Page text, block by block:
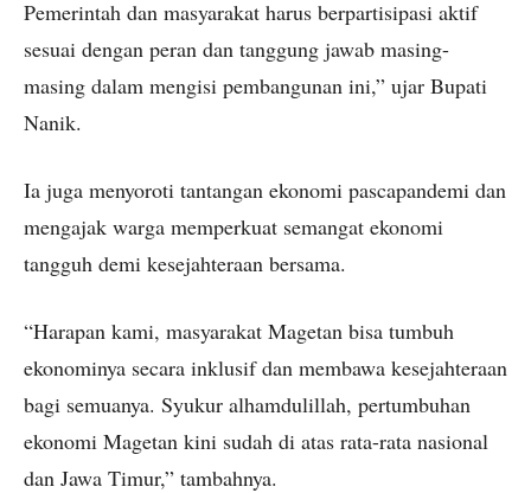
Pemerintah dan masyarakat harus berpartisipasi aktif
sesuai dengan peran dan tanggung jawab masing-
masing dalam mengisi pembangunan ini,” ujar Bupati
Nanik.
Ia juga menyoroti tantangan ekonomi pascapandemi dan
mengajak warga memperkuat semangat ekonomi
tangguh demi kesejahteraan bersama.
“Harapan kami, masyarakat Magetan bisa tumbuh
ekonominya secara inklusif dan membawa kesejahteraan
bagi semuanya. Syukur alhamdulillah, pertumbuhan
ekonomi Magetan kini sudah di atas rata-rata nasional
dan Jawa Timur,” tambahnya.